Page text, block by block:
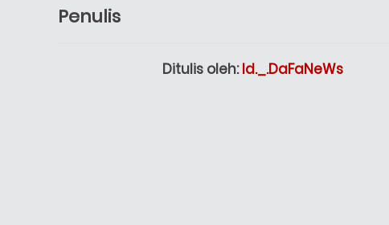
Penulis
Ditulis oleh:Id._.DaFaNeWs